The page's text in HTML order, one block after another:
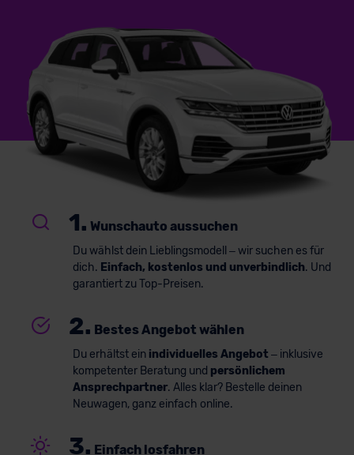
1. Wunschauto aussuchen
Du wählst dein Lieblingsmodell – wir suchen es für
dich. Einfach, kostenlos und unverbindlich. Und
garantiert zu Top-Preisen.
2. Bestes Angebot wählen
Du erhältst ein individuelles Angebot – inklusive
kompetenter Beratung und persönlichem
Ansprechpartner. Alles klar? Bestelle deinen
Neuwagen, ganz einfach online.
3. Einfach losfahren